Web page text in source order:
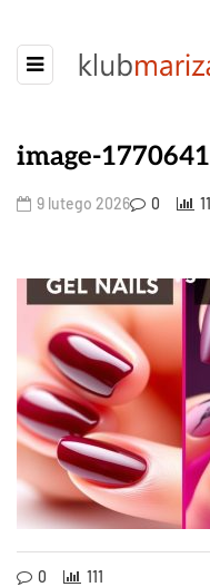
image-
9 lutego 2026 0
0 111